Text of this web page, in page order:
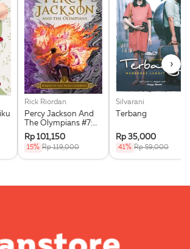
Rick Riordan
Percy Jackson And
The Olympians #7:
Wrath Of The Triple
Goddess
Rp 101,150
15% Rp 119,000
Silvarani
Terbang
Rp 35,000
41% Rp 59,000
›